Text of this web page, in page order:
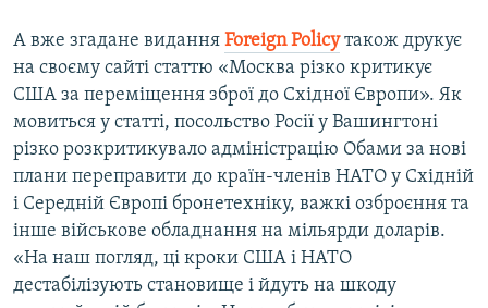
А вже згадане видання Foreign Policyтакож друкує
на своєму сайті статтю «Москва різко критикує
США за переміщення зброї до Східної Європи». Як
мовиться у статті, посольство Росії у Вашингтоні
різко розкритикувало адміністрацію Обами за нові
плани переправити до країн-членів НАТО у Східній
і Середній Європі бронетехніку, важкі озброєння та
інше військове обладнання на мільярди доларів.
«На наш погляд, ці кроки США і НАТО
дестабілізують становище і йдуть на шкоду